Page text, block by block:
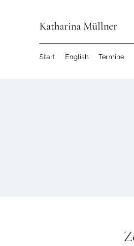
Katharina Müllner
Start English Termine